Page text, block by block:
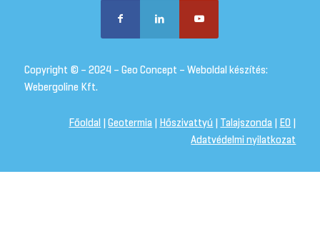
Copyright © – 2024 – Geo Concept – Weboldal készítés:
Webergoline Kft.
Főoldal |Geotermia | Hőszivattyú | Talajszonda | EO |
Adatvédelmi nyilatkozat